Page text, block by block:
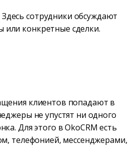
Здесь сотрудники обсуждают
или конкретные сделки.
клиентов попадают в
не упустят ни одного
Для этого в OkoCRM есть
телефонией, мессенджерами,